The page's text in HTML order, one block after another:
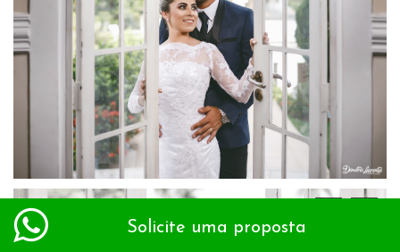
Solicite uma proposta